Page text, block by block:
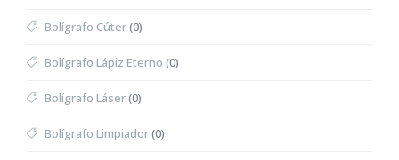
Bolígrafo Cúter(0)
Bolígrafo Lápiz Eterno (0)
Bolígrafo Láser(0)
Bolígrafo Limpiador(0)